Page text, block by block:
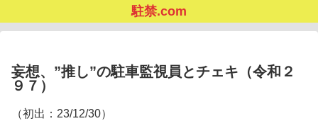
駐禁.com
妄想、”推し”の駐車監視員とチェキ（令和２
９７）
（初出：23/12/30）